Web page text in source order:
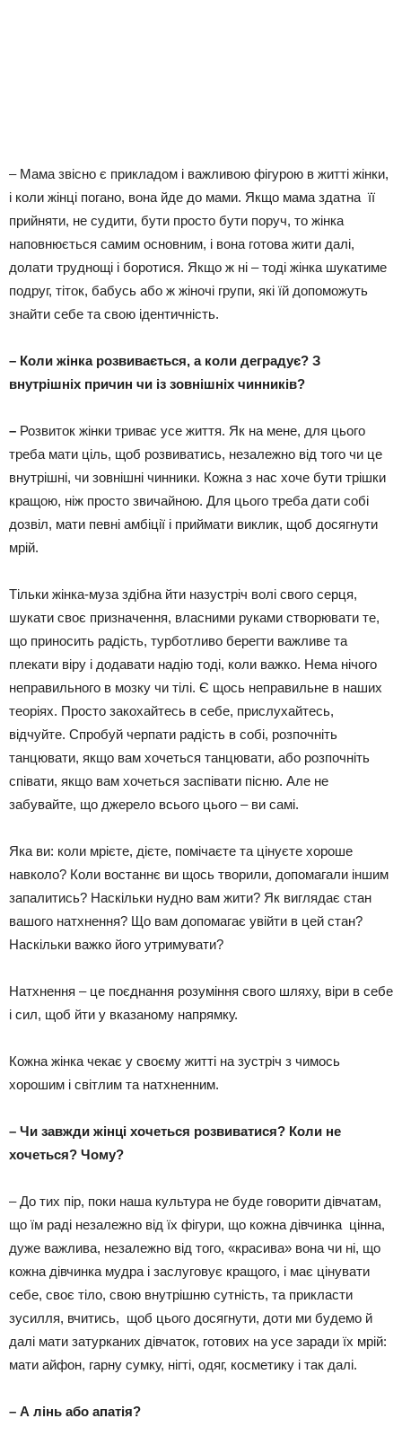
– Мама звісно є прикладом і важливою фігурою в житті жінки,
і коли жінці погано, вона йде до мами. Якщо мама здатна її
прийняти, не судити, бути просто бути поруч, то жінка
наповнюється самим основним, і вона готова жити далі,
долати труднощі і боротися. Якщо ж ні – тоді жінка шукатиме
подруг, тіток, бабусь або ж жіночі групи, які їй допоможуть
знайти себе та свою ідентичність.
– Коли жінка розвивається, а коли деградує? З
внутрішніх причин чи із зовнішніх чинників?
– Розвиток жінки триває усе життя. Як на мене, для цього
треба мати ціль, щоб розвиватись, незалежно від того чи це
внутрішні, чи зовнішні чинники. Кожна з нас хоче бути трішки
кращою, ніж просто звичайною. Для цього треба дати собі
дозвіл, мати певні амбіції і приймати виклик, щоб досягнути
мрій.
Тільки жінка-муза здібна йти назустріч волі свого серця,
шукати своє призначення, власними руками створювати те,
що приносить радість, турботливо берегти важливе та
плекати віру і додавати надію тоді, коли важко. Нема нічого
неправильного в мозку чи тілі. Є щось неправильне в наших
теоріях. Просто закохайтесь в себе, прислухайтесь,
відчуйте. Спробуй черпати радість в собі, розпочніть
танцювати, якщо вам хочеться танцювати, або розпочніть
співати, якщо вам хочеться заспівати пісню. Але не
забувайте, що джерело всього цього – ви самі.
Яка ви: коли мрієте, дієте, помічаєте та цінуєте хороше
навколо? Коли востаннє ви щось творили, допомагали іншим
запалитись? Наскільки нудно вам жити? Як виглядає стан
вашого натхнення? Що вам допомагає увійти в цей стан?
Наскільки важко його утримувати?
Натхнення – це поєднання розуміння свого шляху, віри в себе
і сил, щоб йти у вказаному напрямку.
Кожна жінка чекає у своєму житті на зустріч з чимось
хорошим і світлим та натхненним.
– Чи завжди жінці хочеться розвиватися? Коли не
хочеться? Чому?
– До тих пір, поки наша культура не буде говорити дівчатам,
що їм раді незалежно від їх фігури, що кожна дівчинка цінна,
дуже важлива, незалежно від того, «красива» вона чи ні, що
кожна дівчинка мудра і заслуговує кращого, і має цінувати
себе, своє тіло, свою внутрішню сутність, та прикласти
зусилля, вчитись, щоб цього досягнути, доти ми будемо й
далі мати затурканих дівчаток, готових на усе заради їх мрій:
мати айфон, гарну сумку, нігті, одяг, косметику і так далі.
– А лінь або апатія?